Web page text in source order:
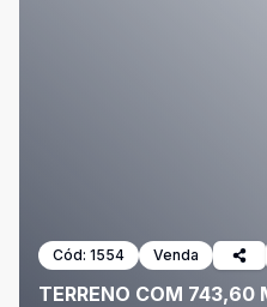
Cód: 1554 Venda
TERRENO COM 743,60